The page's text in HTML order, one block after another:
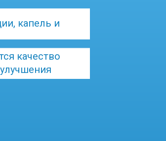
капель и
качество